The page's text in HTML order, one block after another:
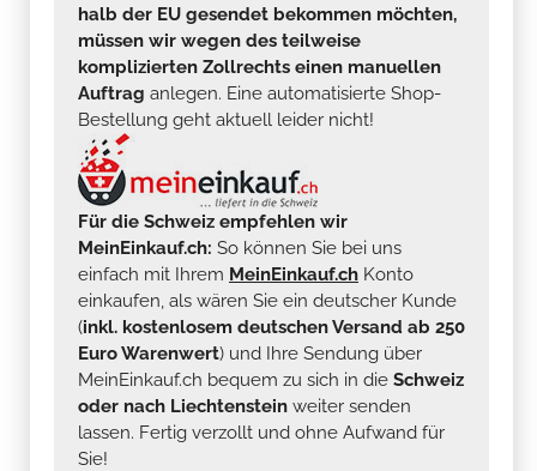
halb der EU gesendet bekommen möchten,
müssen wir wegen des teilweise
komplizierten Zollrechts einen manuellen
Auftrag anlegen. Eine automatisierte Shop-
Bestellung geht aktuell leider nicht!
Für die Schweiz empfehlen wir
MeinEinkauf.ch: So können Sie bei uns
einfach mit Ihrem MeinEinkauf.ch Konto
einkaufen, als wären Sie ein deutscher Kunde
(inkl. kostenlosem deutschen Versand ab 250
Euro Warenwert) und Ihre Sendung über
MeinEinkauf.ch bequem zu sich in die Schweiz
oder nach Liechtenstein weiter senden
lassen. Fertig verzollt und ohne Aufwand für
Sie!